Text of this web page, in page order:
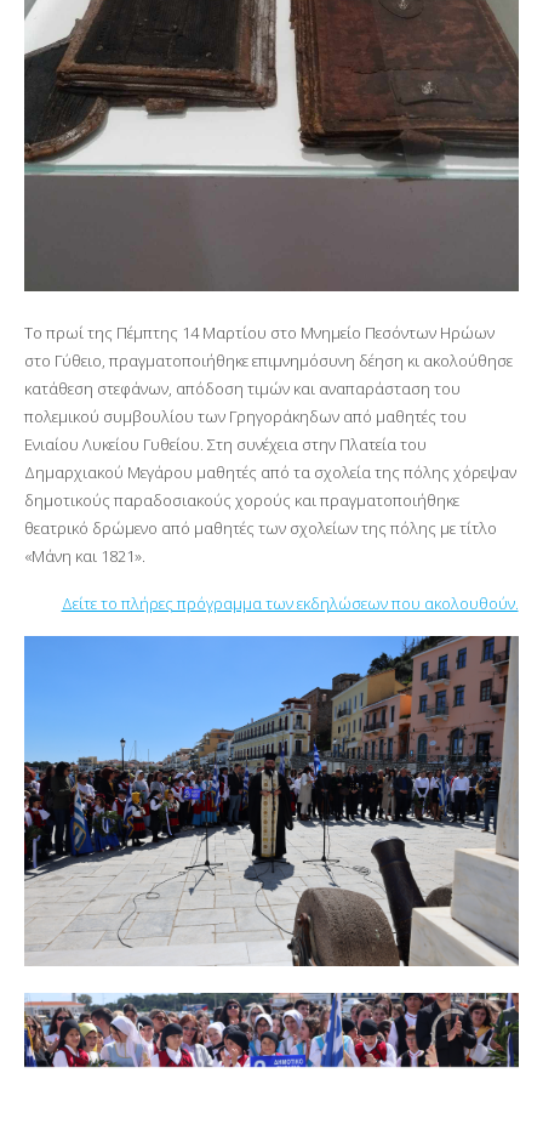
Το πρωί της Πέμπτης 14 Μαρτίου στο Μνημείο Πεσόντων Ηρώων
στο Γύθειο, πραγματοποιήθηκε επιμνημόσυνη δέηση κι ακολούθησε
κατάθεση στεφάνων, απόδοση τιμών και αναπαράσταση του
πολεμικού συμβουλίου των Γρηγοράκηδων από μαθητές του
Ενιαίου Λυκείου Γυθείου. Στη συνέχεια στην Πλατεία του
Δημαρχιακού Μεγάρου μαθητές από τα σχολεία της πόλης χόρεψαν
δημοτικούς παραδοσιακούς χορούς και πραγματοποιήθηκε
θεατρικό δρώμενο από μαθητές των σχολείων της πόλης με τίτλο
«Μάνη και 1821».
Δείτε το πλήρες πρόγραμμα των εκδηλώσεων που ακολουθούν.